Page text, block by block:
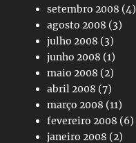
setembro 2008 (4)
agosto 2008 (3)
julho 2008 (3)
junho 2008 (1)
maio 2008 (2)
abril 2008 (7)
março 2008 (11)
fevereiro 2008 (6)
janeiro 2008 (2)